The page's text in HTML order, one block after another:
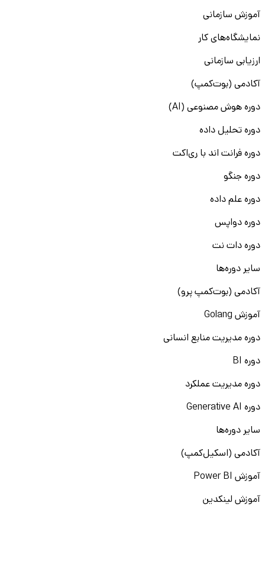
آموزش سازمانی
نمایشگاه‌های کار
ارزیابی سازمانی
آکادمی (بوت‌کمپ)
دوره هوش مصنوعی (AI)
دوره تحلیل داده
دوره فرانت اند با ری‌اکت
دوره جنگو
دوره علم داده
دوره دواپس
دوره دات نت
سایر دوره‌ها
آکادمی (بوت‌کمپ پرو)
آموزش Golang
دوره مدیریت منابع انسانی
دوره BI
دوره مدیریت عملکرد
دوره Generative AI
سایر دوره‌ها
آکادمی (اسکیل‌کمپ)
آموزش Power BI
آموزش لینکدین